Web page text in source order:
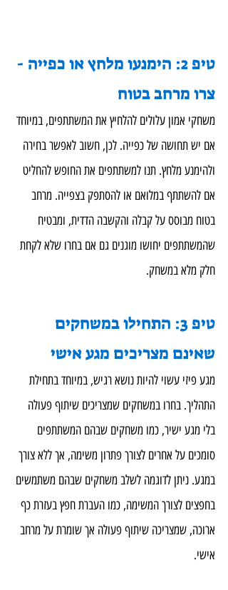
טיפ 2: הימנעו מלחץ או כפייה -
צרו מרחב בטוח
משחקי אמון עלולים להלחיץ את המשתתפים, במיוחד
אם יש תחושה של כפייה. לכן, חשוב לאפשר בחירה
ולהימנע מלחץ. תנו למשתתפים את החופש להחליט
אם להשתתף במלואם או להסתפק בצפייה. מרחב
בטוח מבוסס על קבלה והקשבה הדדית, ומבטיח
שהמשתתפים יחושו מוגנים גם אם בחרו שלא לקחת
חלק מלא במשחק.
טיפ 3: התחילו במשחקים
שאינם מצריכים מגע אישי
מגע פיזי עשוי להיות נושא רגיש, במיוחד בתחילת
התהליך. בחרו במשחקים שמצריכים שיתוף פעולה
בלי מגע ישיר, כמו משחקים שבהם המשתתפים
סומכים על אחרים לצורך פתרון משימה, אך ללא צורך
במגע. ניתן לדוגמה לשלב משחקים שבהם משתמשים
בחפצים לצורך המשימה, כמו העברת חפץ בעזרת כף
ארוכה, שמצריכה שיתוף פעולה אך שומרת על מרחב
אישי.